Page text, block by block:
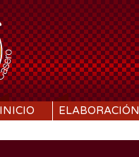
SKIP TO CONTENT
INICIO ELABORACIÓN